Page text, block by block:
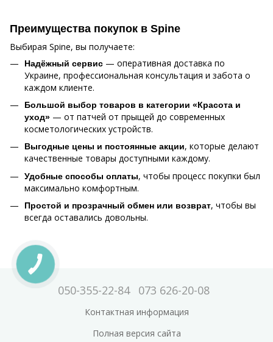
Преимущества покупок в Spine
Выбирая Spine, вы получаете:
Надёжный сервис — оперативная доставка по
Украине, профессиональная консультация и забота о
каждом клиенте.
Большой выбор товаров в категории «Красота и
уход» — от патчей от прыщей до современных
косметологических устройств.
Выгодные цены и постоянные акции, которые делают
качественные товары доступными каждому.
Удобные способы оплаты, чтобы процесс покупки был
максимально комфортным.
Простой и прозрачный обмен или возврат, чтобы вы
всегда оставались довольны.
050-355-22-84 073 626-20-08
Контактная информация
Полная версия сайта